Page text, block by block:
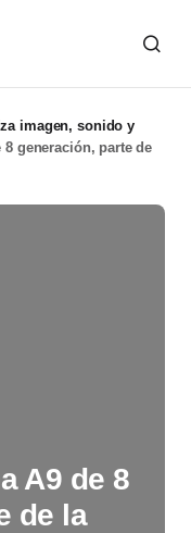
imagen, sonido y
8 generación, parte de
A9 de 8
de la